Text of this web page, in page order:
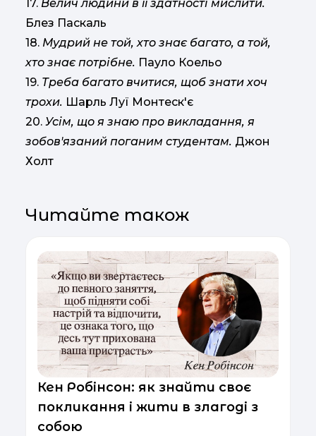
17. Велич людини в її здатності мислити.
Блез Паскаль
18. Мудрий не той, хто знає багато, а той,
хто знає потрібне. Пауло Коельо
19. Треба багато вчитися, щоб знати хоч
трохи. Шарль Луї Монтеск'є
20. Усім, що я знаю про викладання, я
зобов'язаний поганим студентам. Джон
Холт
Читайте також
Кен Робінсон: як знайти своє
покликання і жити в злагоді з
собою